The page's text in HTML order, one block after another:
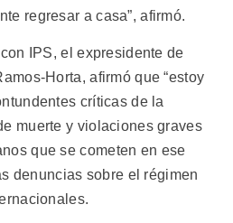
regresar a casa”, afirmó.
IPS, el expresidente de
Horta, afirmó que “estoy
críticas de la
muerte y violaciones graves
que se cometen en ese
denuncias sobre el régimen